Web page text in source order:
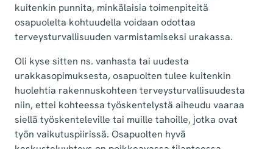
kuitenkin punnita, minkälaisia toimenpiteitä
osapuolelta kohtuudella voidaan odottaa
terveysturvallisuuden varmistamiseksi urakassa.
Oli kyse sitten ns. vanhasta tai uudesta
urakkasopimuksesta, osapuolten tulee kuitenkin
huolehtia rakennuskohteen terveysturvallisuudesta
niin, ettei kohteessa työskentelystä aiheudu vaaraa
siellä työskenteleville tai muille tahoille, jotka ovat
työn vaikutuspiirissä. Osapuolten hyvä